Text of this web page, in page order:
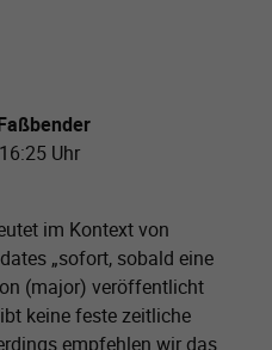
Uhr
im Kontext von
„sofort, sobald eine
(major) veröffentlicht
keine feste zeitliche
empfehlen wir das